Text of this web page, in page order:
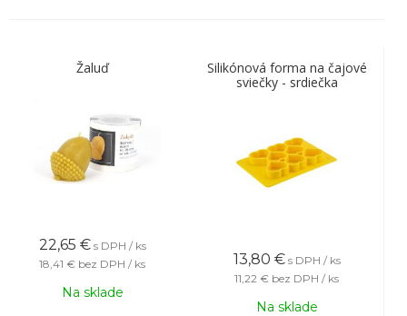
Žaluď
22,65 € s DPH / ks
18,41 € bez DPH / ks
Na sklade
Silikónová forma na čajové
sviečky - srdiečka
13,80 € s DPH / ks
11,22 € bez DPH / ks
Na sklade